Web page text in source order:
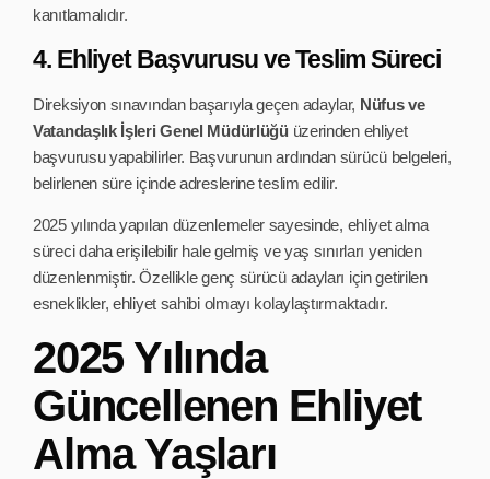
kanıtlamalıdır.
4. Ehliyet Başvurusu ve Teslim Süreci
Direksiyon sınavından başarıyla geçen adaylar, Nüfus ve
Vatandaşlık İşleri Genel Müdürlüğü üzerinden ehliyet
başvurusu yapabilirler. Başvurunun ardından sürücü belgeleri,
belirlenen süre içinde adreslerine teslim edilir.
2025 yılında yapılan düzenlemeler sayesinde, ehliyet alma
süreci daha erişilebilir hale gelmiş ve yaş sınırları yeniden
düzenlenmiştir. Özellikle genç sürücü adayları için getirilen
esneklikler, ehliyet sahibi olmayı kolaylaştırmaktadır.
2025 Yılında
Güncellenen Ehliyet
Alma Yaşları